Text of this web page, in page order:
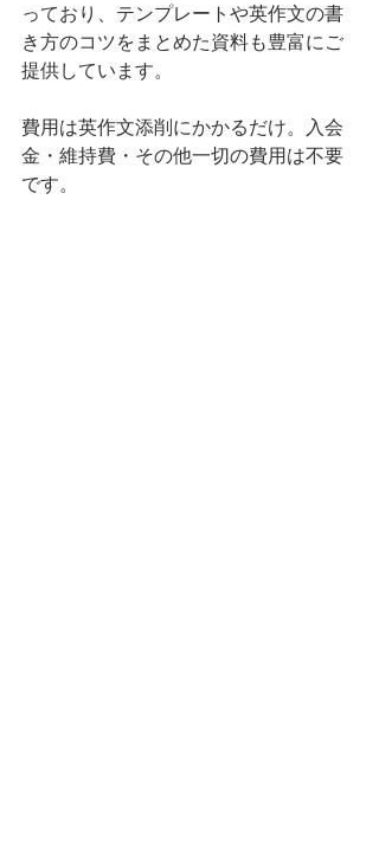
っており、テンプレートや英作文の書
き方のコツをまとめた資料も豊富にご
提供しています。
費用は英作文添削にかかるだけ。入会
金・維持費・その他一切の費用は不要
です。